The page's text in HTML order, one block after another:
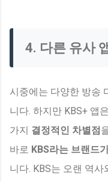
4. 다른 유사
시중에는 다양한 방송
니다. 하지만 KBS+ 앱
가지 결정적인 차별점
바로 KBS라는 브랜드
니다. KBS는 오랜 역